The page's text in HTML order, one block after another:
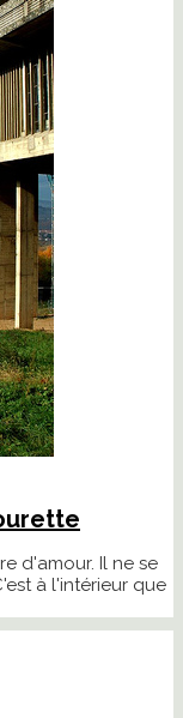
d'amour. Il ne se
à l'intérieur que